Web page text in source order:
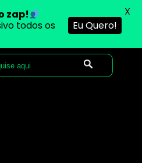
zap!
todos os
Eu Quero!
X